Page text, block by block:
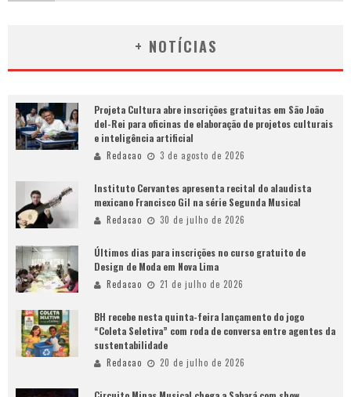
+ NOTÍCIAS
Projeta Cultura abre inscrições gratuitas em São João
del-Rei para oficinas de elaboração de projetos culturais
e inteligência artificial
Redacao 3 de agosto de 2026
Instituto Cervantes apresenta recital do alaudista
mexicano Francisco Gil na série Segunda Musical
Redacao 30 de julho de 2026
Últimos dias para inscrições no curso gratuito de
Design de Moda em Nova Lima
Redacao 21 de julho de 2026
BH recebe nesta quinta-feira lançamento do jogo
“Coleta Seletiva” com roda de conversa entre agentes da
sustentabilidade
Redacao 20 de julho de 2026